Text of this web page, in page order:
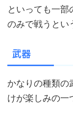
といっても一
のみで戦うとい
武器
かなりの種類の
けが楽しみの一